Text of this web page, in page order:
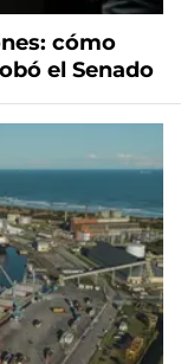
cómo
el Senado